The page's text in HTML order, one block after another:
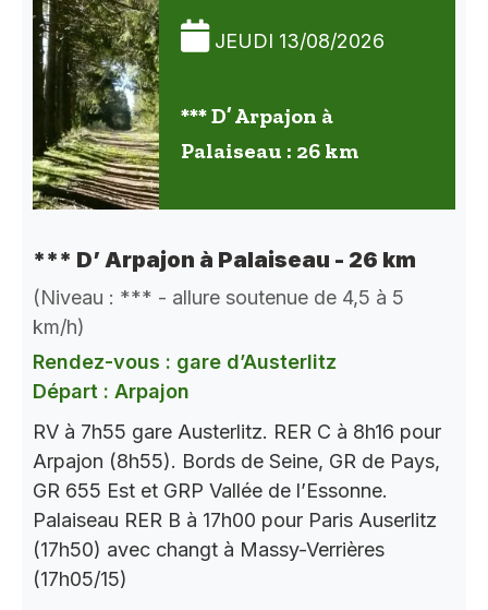
JEUDI 13/08/2026
*** D’ Arpajon à
Palaiseau : 26 km
*** D’ Arpajon à Palaiseau - 26 km
(Niveau : *** - allure soutenue de 4,5 à 5
km/h)
Rendez-vous : gare d’Austerlitz
Départ : Arpajon
RV à 7h55 gare Austerlitz. RER C à 8h16 pour
Arpajon (8h55). Bords de Seine, GR de Pays,
GR 655 Est et GRP Vallée de l’Essonne.
Palaiseau RER B à 17h00 pour Paris Auserlitz
(17h50) avec changt à Massy-Verrières
(17h05/15)